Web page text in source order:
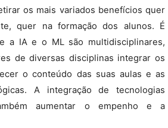
os mais variados benefícios quer
quer na formação dos alunos. É
a IA e o ML são multidisciplinares,
de diversas disciplinas integrar os
o conteúdo das suas aulas e as
A integração de tecnologias
aumentar o empenho e a